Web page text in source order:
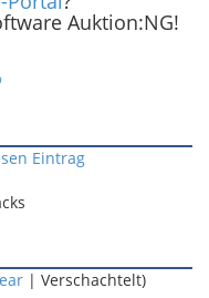
Auktion:NG!
Eintrag
| Verschachtelt)